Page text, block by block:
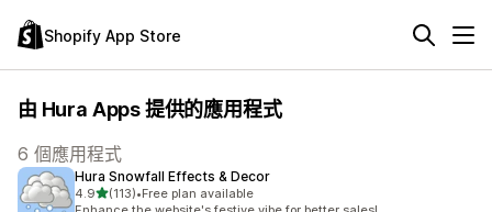
Shopify App Store
由 Hura Apps 提供的應用程式
6 個應用程式
Hura Snowfall Effects & Decor
4.9滿分 5 顆星
(113)
共有 113 則評價
•Free plan available